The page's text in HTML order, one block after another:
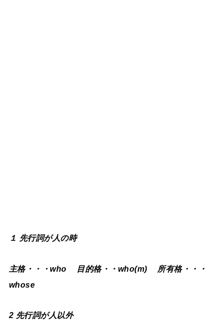
１ 先行詞が人の時
主格・・・who 目的格・・who(m) 所有格・・・
whose
2 先行詞が人以外